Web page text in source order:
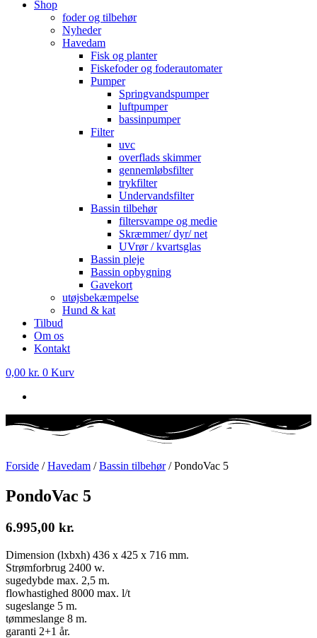
Shop
foder og tilbehør
Nyheder
Havedam
Fisk og planter
Fiskefoder og foderautomater
Pumper
Springvandspumper
luftpumper
bassinpumper
Filter
uvc
overflads skimmer
gennemløbsfilter
trykfilter
Undervandsfilter
Bassin tilbehør
filtersvampe og medie
Skræmmer/ dyr/ net
UVrør / kvartsglas
Bassin pleje
Bassin opbygning
Gavekort
utøjsbekæmpelse
Hund & kat
Tilbud
Om os
Kontakt
0,00 kr. 0 Kurv
Forside /Havedam /Bassin tilbehør/ PondoVac 5
PondoVac 5
6.995,00 kr.
Dimension (lxbxh) 436 x 425 x 716 mm.
Strømforbrug 2400 w.
sugedybde max. 2,5 m.
flowhastighed 8000 max. l/t
sugeslange 5 m.
tømmeslange 8 m.
garanti 2+1 år.